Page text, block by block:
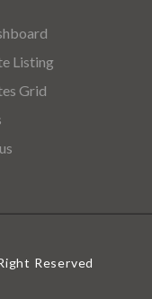
Listing
Grid
Reserved